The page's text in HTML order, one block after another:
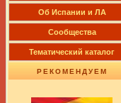
Об Испании и ЛА
Сообщества
Тематический каталог
РЕКОМЕНДУЕМ